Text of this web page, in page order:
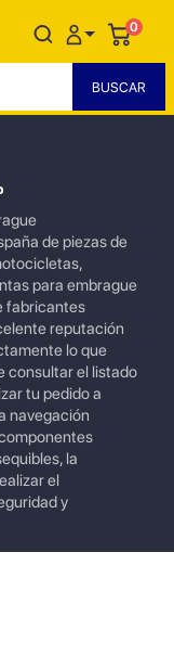
0
de piezas de
para embrague
fabricantes
reputación
lo que
consultar el listado
tu pedido a
navegación
la
el
y